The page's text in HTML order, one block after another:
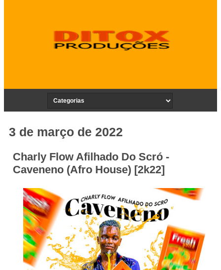
3 de março de 2022
Charly Flow Afilhado Do Scró -
Caveneno (Afro House) [2k22]